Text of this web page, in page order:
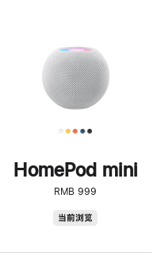
HomePod mini
RMB 999
当前浏览